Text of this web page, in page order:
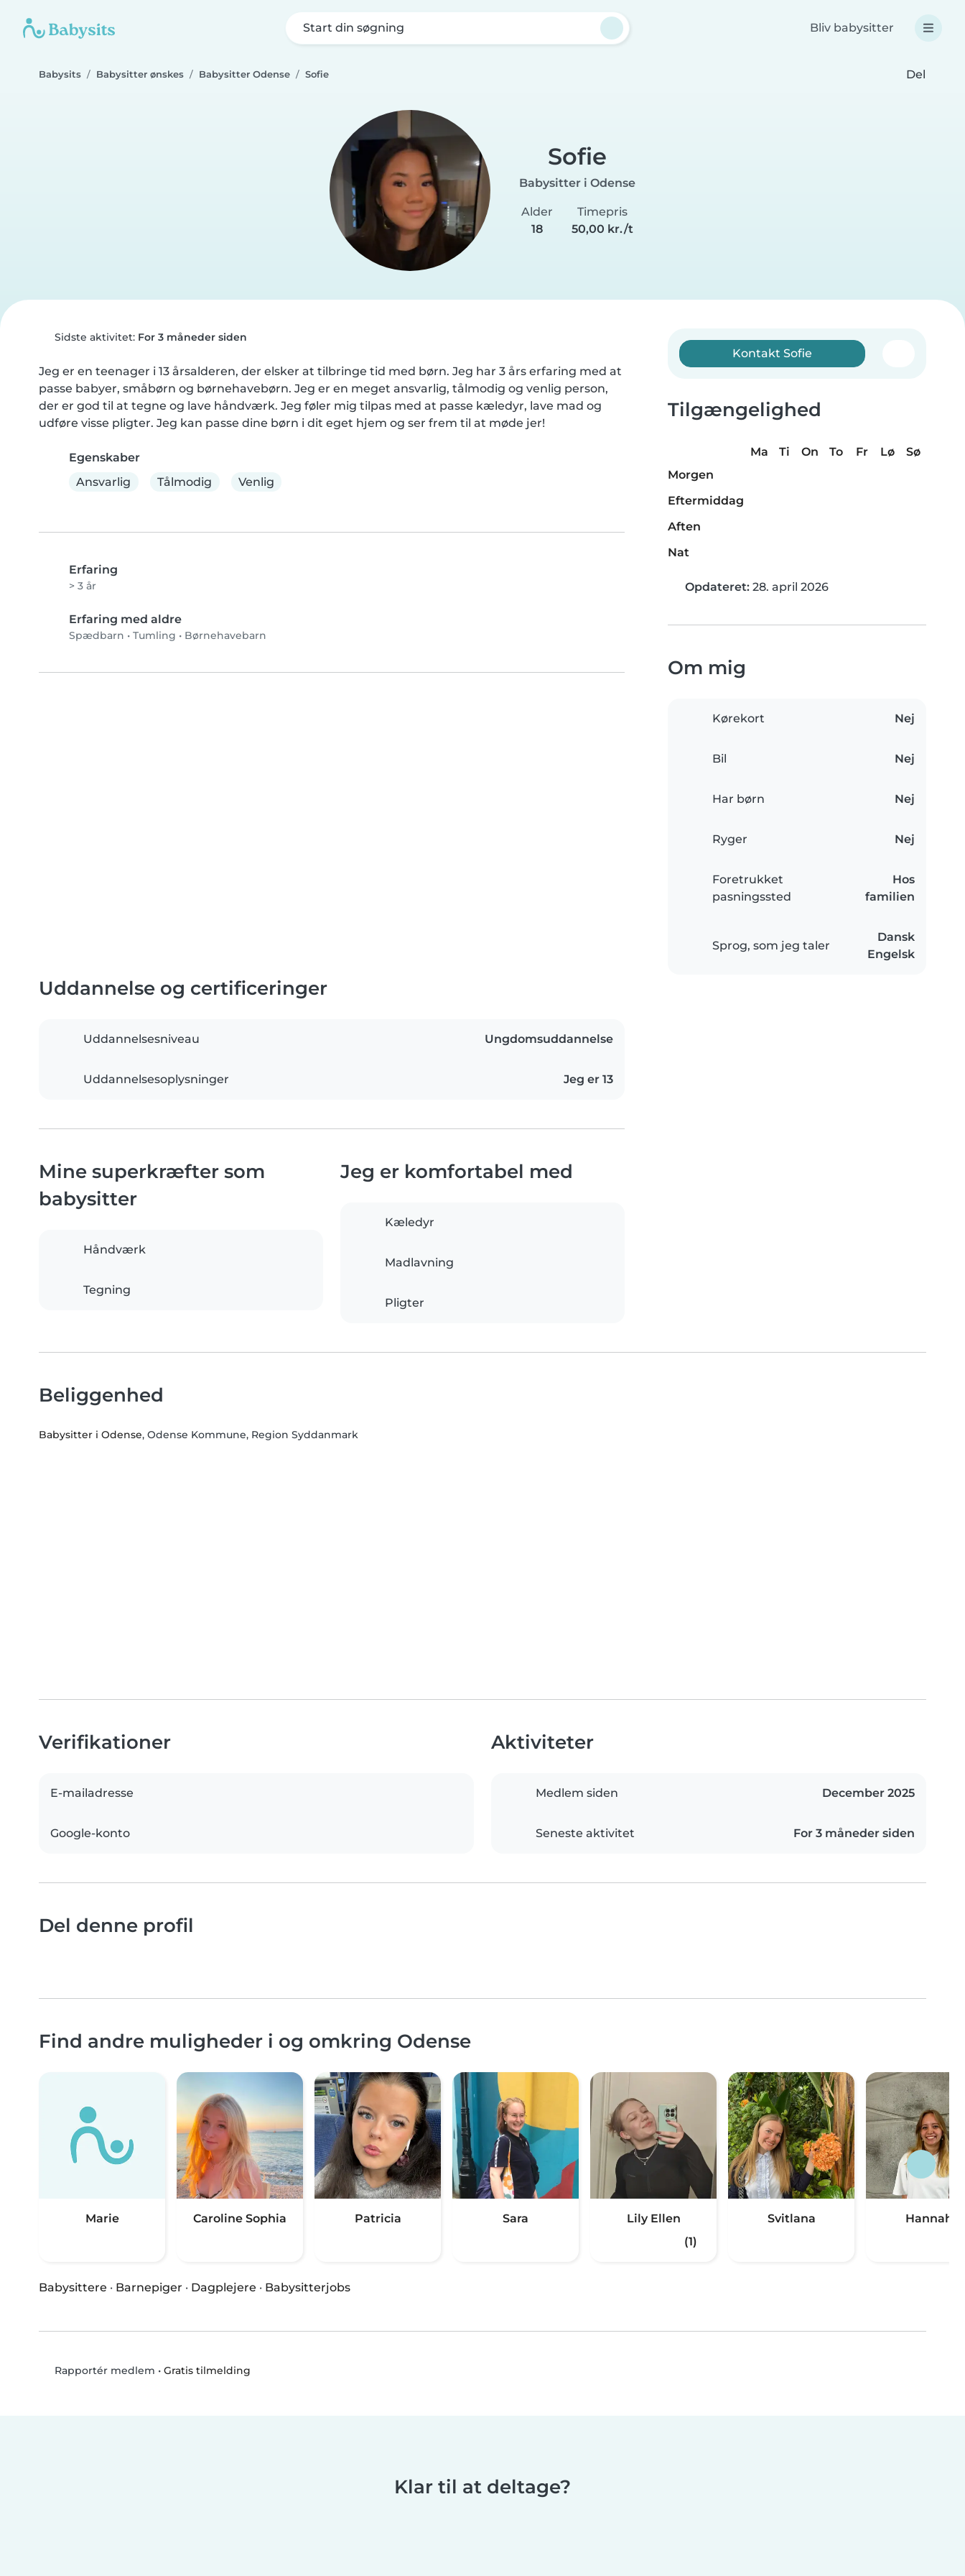
Start din søgning Bliv babysitter
Babysits Babysitter ønskes Babysitter Odense Sofie Del
Sofie
Babysitter i Odense
Alder
18
Timepris
50,00 kr./t
Sidste aktivitet: For 3 måneder siden
Jeg er en teenager i 13 årsalderen, der elsker at tilbringe tid med børn. Jeg har 3 års erfaring med at
passe babyer, småbørn og børnehavebørn. Jeg er en meget ansvarlig, tålmodig og venlig person,
der er god til at tegne og lave håndværk. Jeg føler mig tilpas med at passe kæledyr, lave mad og
udføre visse pligter. Jeg kan passe dine børn i dit eget hjem og ser frem til at møde jer!
Egenskaber
Ansvarlig
Tålmodig Venlig
Erfaring
> 3 år
Erfaring med aldre
Spædbarn • Tumling • Børnehavebarn
Kontakt Sofie
Tilgængelighed
Ma Ti On To Fr Lø
Sø
Morgen
Eftermiddag
Aften
Nat
Opdateret: 28. april 2026
Om mig
Kørekort Nej
Bil Nej
Har børn Nej
Ryger Nej
Foretrukket
pasningssted
Hos
familien
Sprog, som jeg taler
Dansk
Engelsk
Uddannelse og certificeringer
Uddannelsesniveau Ungdomsuddannelse
Uddannelsesoplysninger Jeg er 13
Mine superkræfter som
babysitter
Håndværk
Tegning
Jeg er komfortabel med
Kæledyr
Madlavning
Pligter
Beliggenhed
Babysitter i Odense, Odense Kommune, Region Syddanmark
Verifikationer
E-mailadresse
Google-konto
Aktiviteter
Medlem siden December 2025
Seneste aktivitet For 3 måneder siden
Del denne profil
Find andre muligheder i og omkring Odense
Marie Caroline Sophia Patricia Sara
Lily Ellen
(1)
Svitlana Hannah
Babysittere · Barnepiger · Dagplejere · Babysitterjobs
Rapportér medlem • Gratis tilmelding
Klar til at deltage?